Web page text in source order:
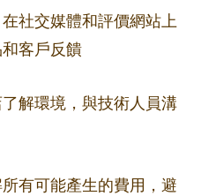
在社交媒體和評價網站上
客戶反饋
了解環境，與技術人員溝
有可能產生的費用，避